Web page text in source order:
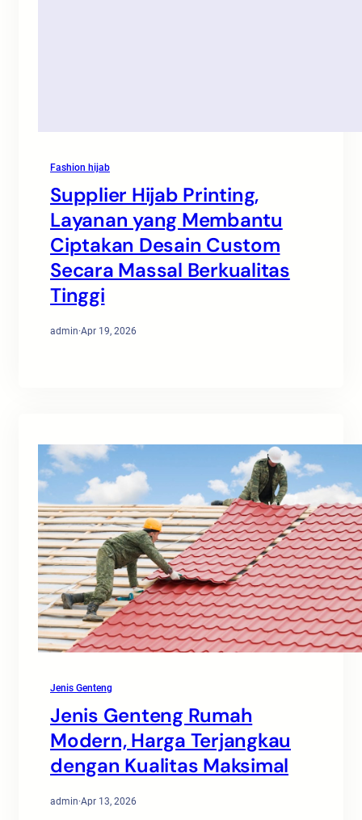
Fashion hijab
Supplier Hijab Printing,
Layanan yang Membantu
Ciptakan Desain Custom
Secara Massal Berkualitas
Tinggi
admin·Apr 19, 2026
Jenis Genteng
Jenis Genteng Rumah
Modern, Harga Terjangkau
dengan Kualitas Maksimal
admin·Apr 13, 2026